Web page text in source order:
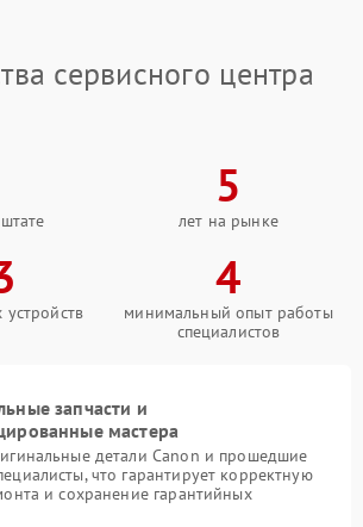
сервисного центра
5
лет на рынке
4
минимальный опыт работы
специалистов
запчасти и
мастера
детали Canon и прошедшие
что гарантирует корректную
и сохранение гарантийных